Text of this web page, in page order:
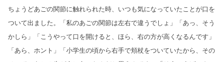
ちょうどあごの関節に触れられた時、いつも気になっていたことが口を
ついて出ました。「私のあごの関節は左右で違うでしょ」「あっ、そう
かしら」「こうやって口を開けると、ほら、右の方が高くなるんです」
「あら、ホント」「小学生の頃から右手で頬杖をついていたから、その